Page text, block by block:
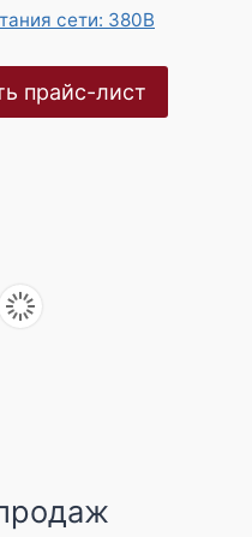
сети: 380В
прайс-лист